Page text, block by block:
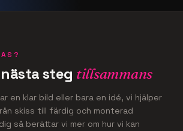
steg tillsammans
en klar bild eller bara en idé, vi hjälper
skiss till färdig och monterad
så berättar vi mer om hur vi kan